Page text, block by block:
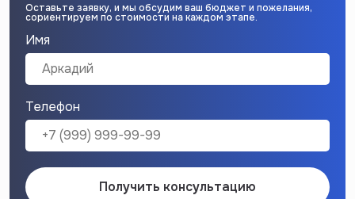
Оставьте заявку, и мы обсудим ваш бюджет и пожелания,
сориентируем по стоимости на каждом этапе.
Имя
Телефон
Получить консультацию